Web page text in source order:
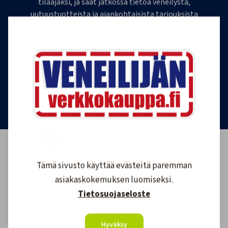
uutuustuotteista ja ajankohtaisista tarjouksista
tilauksen milloin tahansa.
Tilaa uutiskirje
Tämä sivusto käyttää evästeitä paremman
asiakaskokemuksen luomiseksi.
Tietosuojaseloste
Hyväksy